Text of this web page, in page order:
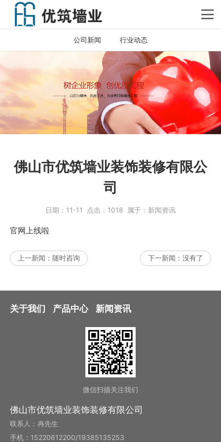
公司新闻 行业动态
佛山市优筑墙业装饰装修有限公
司
日期： 11-11 点击： 1018 属于： 新闻资讯
官网上线啦
上一新闻： 随时咨询 下一新闻： 没有了
关于我们 产品中心 新闻资讯
微信扫描关注我们
佛山市优筑墙业装饰装修有限公司
联系人：冉先生
手机：15220612200/19385135253